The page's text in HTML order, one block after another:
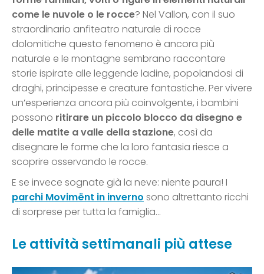
come le nuvole o le rocce? Nel Vallon, con il suo
straordinario anfiteatro naturale di rocce
dolomitiche questo fenomeno è ancora più
naturale e le montagne sembrano raccontare
storie ispirate alle leggende ladine, popolandosi di
draghi, principesse e creature fantastiche. Per vivere
un’esperienza ancora più coinvolgente, i bambini
possono ritirare un piccolo blocco da disegno e
delle matite a valle della stazione, così da
disegnare le forme che la loro fantasia riesce a
scoprire osservando le rocce.
E se invece sognate già la neve: niente paura! I
parchi Movimënt in inverno sono altrettanto ricchi
di sorprese per tutta la famiglia…
Le attività settimanali più attese